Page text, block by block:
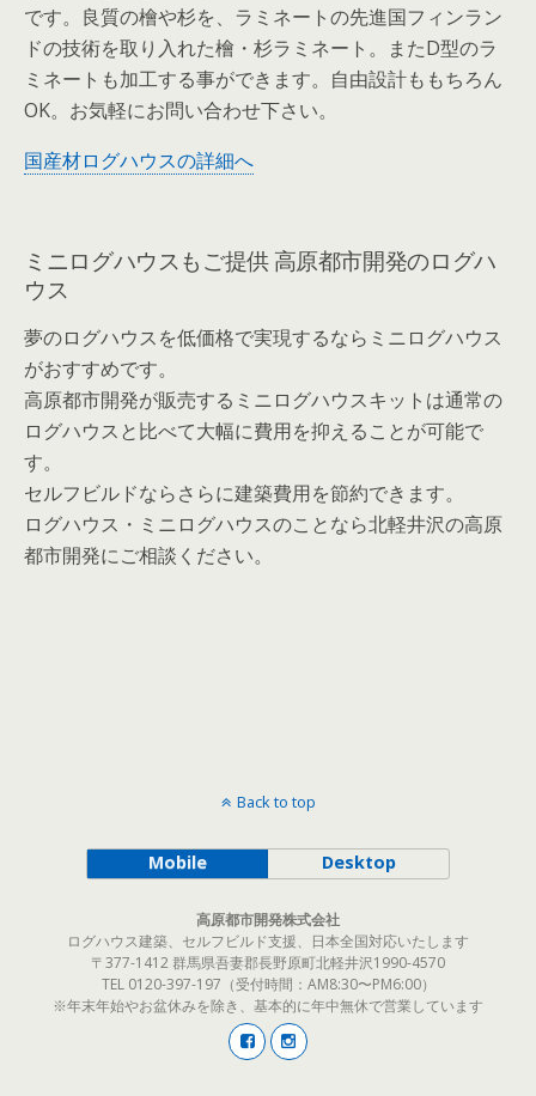
です。良質の檜や杉を、ラミネートの先進国フィンラン
ドの技術を取り入れた檜・杉ラミネート。またD型のラ
ミネートも加工する事ができます。自由設計ももちろん
OK。お気軽にお問い合わせ下さい。
国産材ログハウスの詳細へ
ミニログハウスもご提供 高原都市開発のログハ
ウス
夢のログハウスを低価格で実現するならミニログハウス
がおすすめです。
高原都市開発が販売するミニログハウスキットは通常の
ログハウスと比べて大幅に費用を抑えることが可能で
す。
セルフビルドならさらに建築費用を節約できます。
ログハウス・ミニログハウスのことなら北軽井沢の高原
都市開発にご相談ください。
Back to top
Mobile Desktop
高原都市開発株式会社
ログハウス建築、セルフビルド支援、日本全国対応いたします
〒377-1412 群馬県吾妻郡長野原町北軽井沢1990-4570
TEL 0120-397-197（受付時間：AM8:30〜PM6:00）
※年末年始やお盆休みを除き、基本的に年中無休で営業しています